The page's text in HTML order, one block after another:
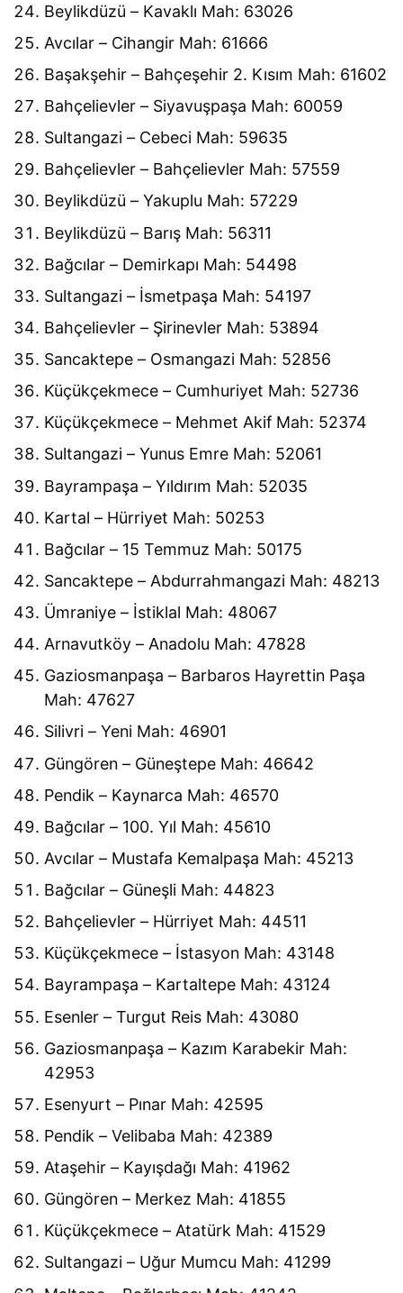
Beylikdüzü – Kavaklı Mah: 63026
Avcılar – Cihangir Mah: 61666
Başakşehir – Bahçeşehir 2. Kısım Mah: 61602
Bahçelievler – Siyavuşpaşa Mah: 60059
Sultangazi – Cebeci Mah: 59635
Bahçelievler – Bahçelievler Mah: 57559
Beylikdüzü – Yakuplu Mah: 57229
Beylikdüzü – Barış Mah: 56311
Bağcılar – Demirkapı Mah: 54498
Sultangazi – İsmetpaşa Mah: 54197
Bahçelievler – Şirinevler Mah: 53894
Sancaktepe – Osmangazi Mah: 52856
Küçükçekmece – Cumhuriyet Mah: 52736
Küçükçekmece – Mehmet Akif Mah: 52374
Sultangazi – Yunus Emre Mah: 52061
Bayrampaşa – Yıldırım Mah: 52035
Kartal – Hürriyet Mah: 50253
Bağcılar – 15 Temmuz Mah: 50175
Sancaktepe – Abdurrahmangazi Mah: 48213
Ümraniye – İstiklal Mah: 48067
Arnavutköy – Anadolu Mah: 47828
Gaziosmanpaşa – Barbaros Hayrettin Paşa
Mah: 47627
Silivri – Yeni Mah: 46901
Güngören – Güneştepe Mah: 46642
Pendik – Kaynarca Mah: 46570
Bağcılar – 100. Yıl Mah: 45610
Avcılar – Mustafa Kemalpaşa Mah: 45213
Bağcılar – Güneşli Mah: 44823
Bahçelievler – Hürriyet Mah: 44511
Küçükçekmece – İstasyon Mah: 43148
Bayrampaşa – Kartaltepe Mah: 43124
Esenler – Turgut Reis Mah: 43080
Gaziosmanpaşa – Kazım Karabekir Mah:
42953
Esenyurt – Pınar Mah: 42595
Pendik – Velibaba Mah: 42389
Ataşehir – Kayışdağı Mah: 41962
Güngören – Merkez Mah: 41855
Küçükçekmece – Atatürk Mah: 41529
Sultangazi – Uğur Mumcu Mah: 41299